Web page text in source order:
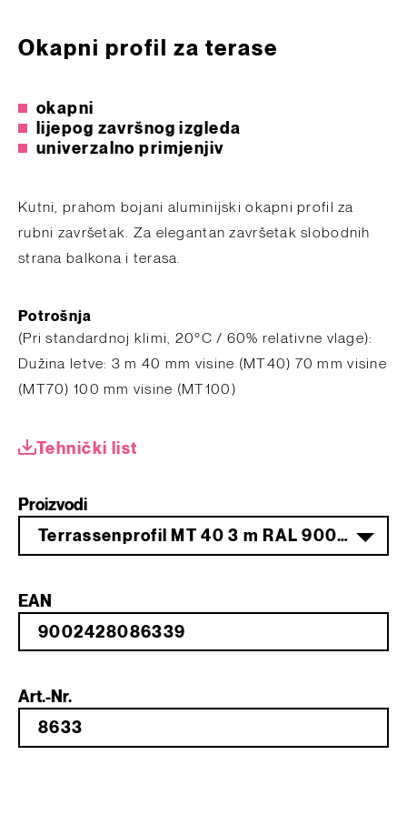
Okapni ­profil za terase
okapni
lijepog završnog izgleda
univerzalno primjenjiv
Kutni, prahom bojani aluminijski okapni profil za
rubni završetak. Za elegantan završetak slobodnih
strana balkona i terasa.
Potrošnja
​(Pri standardnoj klimi, 20°C / 60% relativne vlage):
Dužina letve: 3 m 40 mm visine (MT40) 70 mm visine
(MT70) 100 mm visine (MT100)
Tehnički list
Proizvodi
Terrassenprofil MT 40 3 m RAL 9006 silbergrau
EAN
Art.-Nr.